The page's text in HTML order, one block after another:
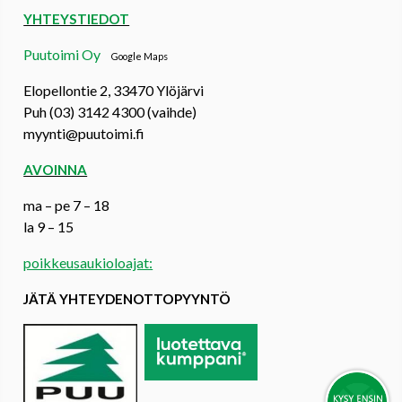
YHTEYSTIEDOT
Puutoimi OyGoogle Maps
Elopellontie 2, 33470 Ylöjärvi
Puh (03) 3142 4300 (vaihde)
myynti@puutoimi.fi
AVOINNA
ma – pe 7 – 18
la 9 – 15
poikkeusaukioloajat:
JÄTÄ YHTEYDENOTTOPYYNTÖ